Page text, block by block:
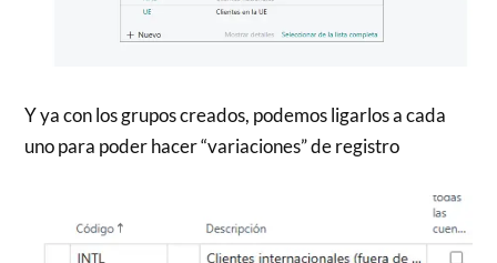
Y ya con los grupos creados, podemos ligarlos a cada
uno para poder hacer “variaciones” de registro